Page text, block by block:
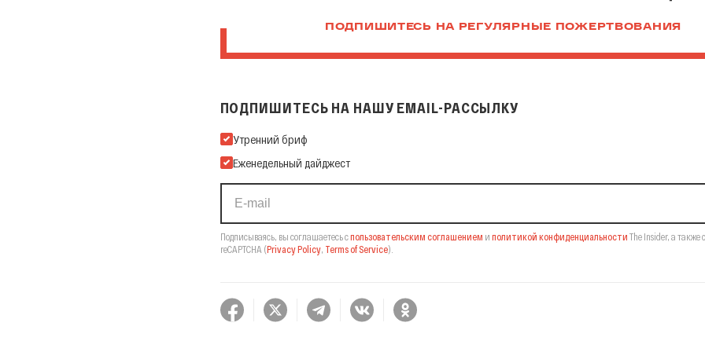
ПОДПИШИТЕСЬ НА РЕГУЛЯРНЫЕ ПОЖЕРТВОВАНИЯ
ПОДПИШИТЕСЬ НА НАШУ EMAIL-РАССЫЛКУ
Подпишитесь на нашу Email-рассылку
Утренний бриф
Еженедельный дайджест
Подписываясь, вы соглашаетесь спользовательским соглашением и политикой конфиденциальности The Insider, а также
reCAPTCHA (Privacy Policy, Terms of Service).